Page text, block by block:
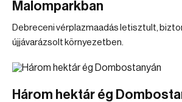
Malomparkban
Debreceni vérplazmaadás letisztult,
újjávarázsolt környezetben.
Három hektár ég